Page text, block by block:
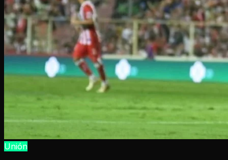
Unión